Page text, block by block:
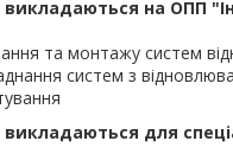
на ОПП
та монтажу систем
систем з
для